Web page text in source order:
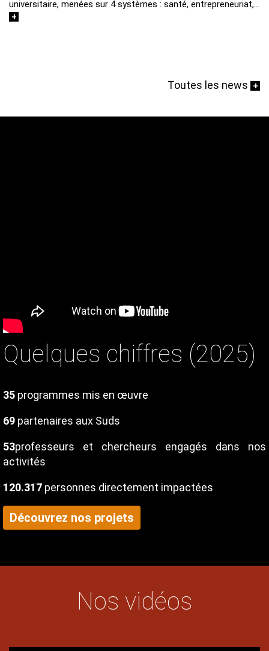
universitaire, menées sur 4 systèmes : santé, entrepreneuriat,…
+
Toutes les news +
Texte
Quelques chiffres (2025)
35 programmes mis en œuvre
69 partenaires aux Suds
53professeurs et chercheurs engagés dans nos
activités
120.317 personnes directement impactées
Découvrez nos projets
Nos vidéos